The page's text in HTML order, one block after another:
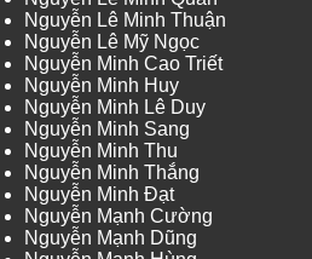
Nguyễn Lê Minh Thuận
Nguyễn Lê Mỹ Ngọc
Nguyễn Minh Cao Triết
Nguyễn Minh Huy
Nguyễn Minh Lê Duy
Nguyễn Minh Sang
Nguyễn Minh Thu
Nguyễn Minh Thắng
Nguyễn Minh Đạt
Nguyễn Mạnh Cường
Nguyễn Mạnh Dũng